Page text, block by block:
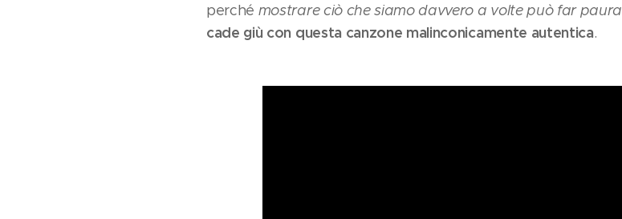
perché mostrare ciò che siamo davvero a volte può far paura
cade giù con questa canzone malinconicamente autentica.